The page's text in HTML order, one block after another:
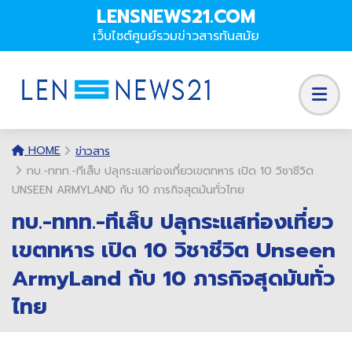
LENSNEWS21.COM
เว็บไซต์ศูนย์รวมข่าวสารทันสมัย
HOME
ข่าวสาร
ทบ.-ททท.-ทีเส็บ ปลุกระแสท่องเที่ยวเขตทหาร เปิด 10 วิชาชีวิต
UNSEEN ARMYLAND กับ 10 ภารกิจสุดมันทั่วไทย
ทบ.-ททท.-ทีเส็บ ปลุกระแสท่องเที่ยว
เขตทหาร เปิด 10 วิชาชีวิต Unseen
ArmyLand กับ 10 ภารกิจสุดมันทั่ว
ไทย